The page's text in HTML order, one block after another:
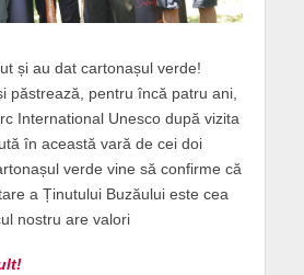
și au dat cartonașul verde!
păstrează, pentru încă patru ani,
International Unesco după vizita
în această vară de cei doi
verde vine să confirme că
a Ținutului Buzăului este cea
nostru are valori